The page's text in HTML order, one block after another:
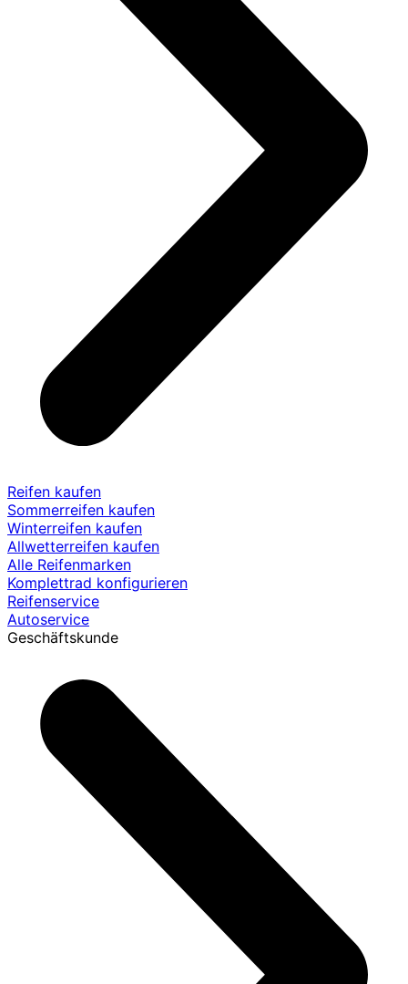
Reifen kaufen
Sommerreifen kaufen
Winterreifen kaufen
Allwetterreifen kaufen
Alle Reifenmarken
Komplettrad konfigurieren
Reifenservice
Autoservice
Geschäftskunde